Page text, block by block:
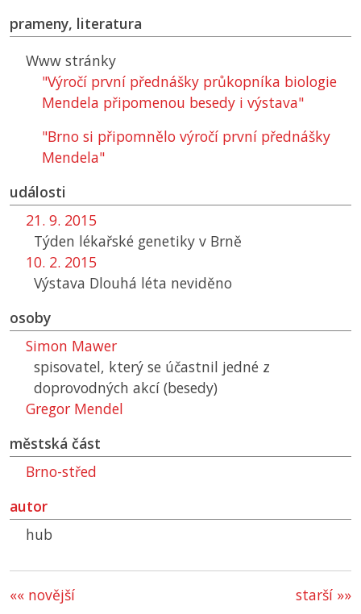
prameny, literatura
Www stránky
"Výročí první přednášky průkopníka biologie
Mendela připomenou besedy i výstava"
"Brno si připomnělo výročí první přednášky
Mendela"
události
21. 9. 2015
Týden lékařské genetiky v Brně
10. 2. 2015
Výstava Dlouhá léta neviděno
osoby
Simon Mawer
spisovatel, který se účastnil jedné z
doprovodných akcí (besedy)
Gregor Mendel
městská část
Brno-střed
autor
hub
starší »»
«« novější